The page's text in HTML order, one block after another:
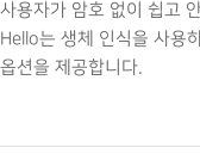
사용자가 암호 없이 쉽고
Hello는 생체 인식을 사용
옵션을 제공합니다.